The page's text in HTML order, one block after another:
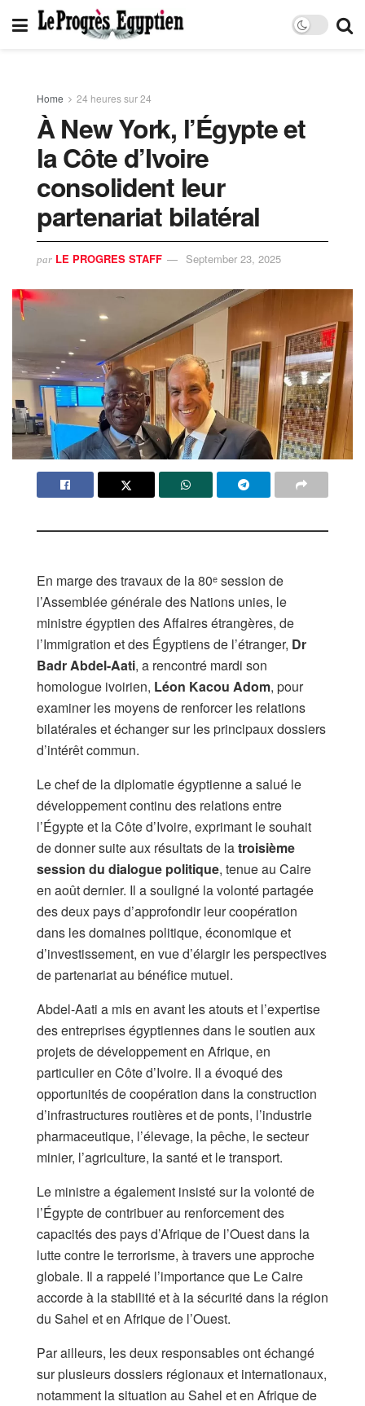
Home 24 heures sur 24
À New York, l’Égypte et
la Côte d’Ivoire
consolident leur
partenariat bilatéral
par LE PROGRES STAFF September 23, 2025
En marge des travaux de la 80ᵉ session de
l’Assemblée générale des Nations unies, le
ministre égyptien des Affaires étrangères, de
l’Immigration et des Égyptiens de l’étranger, Dr
Badr Abdel-Aati, a rencontré mardi son
homologue ivoirien, Léon Kacou Adom, pour
examiner les moyens de renforcer les relations
bilatérales et échanger sur les principaux dossiers
d’intérêt commun.
Le chef de la diplomatie égyptienne a salué le
développement continu des relations entre
l’Égypte et la Côte d’Ivoire, exprimant le souhait
de donner suite aux résultats de latroisième
session du dialogue politique, tenue au Caire
en août dernier. Il a souligné la volonté partagée
des deux pays d’approfondir leur coopération
dans les domaines politique, économique et
d’investissement, en vue d’élargir les perspectives
de partenariat au bénéfice mutuel.
Abdel-Aati a mis en avant les atouts et l’expertise
des entreprises égyptiennes dans le soutien aux
projets de développement en Afrique, en
particulier en Côte d’Ivoire. Il a évoqué des
opportunités de coopération dans la construction
d’infrastructures routières et de ponts, l’industrie
pharmaceutique, l’élevage, la pêche, le secteur
minier, l’agriculture, la santé et le transport.
Le ministre a également insisté sur la volonté de
l’Égypte de contribuer au renforcement des
capacités des pays d’Afrique de l’Ouest dans la
lutte contre le terrorisme, à travers une approche
globale. Il a rappelé l’importance que Le Caire
accorde à la stabilité et à la sécurité dans la région
du Sahel et en Afrique de l’Ouest.
Par ailleurs, les deux responsables ont échangé
sur plusieurs dossiers régionaux et internationaux,
notamment la situation au Sahel et en Afrique de